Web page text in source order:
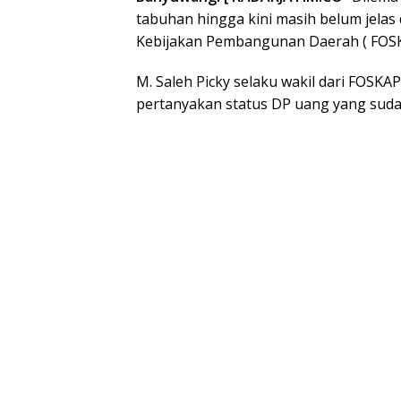
tabuhan hingga kini masih belum
Kebijakan Pembangunan Daerah (
M. Saleh Picky selaku wakil dari
pertanyakan status DP uang yang